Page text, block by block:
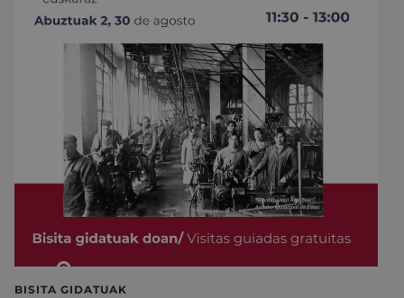
BISITA GIDATUAK